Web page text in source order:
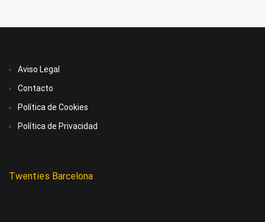
Aviso Legal
Contacto
Política de Cookies
Política de Privacidad
Twenties Barcelona